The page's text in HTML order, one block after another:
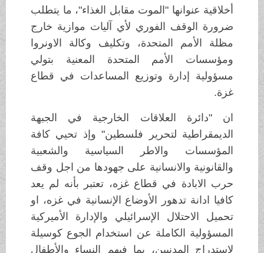
أخلاقية عنوانها "الموت مقابل الغذاء"، ما يتطلب
ضرورة الوقف الفوري لأي آليات موازية خارج
مظلة الأمم المتحدة، وتكليف وكالة الاونروا
ومؤسسات الأمم المتحدة المعنية بتولي
مسؤولية إدارة وتوزيع المساعدات في قطاع
غزة.
ان "دائرة العلاقات الخارجية في الجبهة
الديمقراطية لتحرير فلسطين" وإذ تحيي كافة
المؤسسات والاطر السياسية والشعبية
والقانونية والانسانية على جهودها من اجل وقف
حرب الابادة في قطاع غزه، تعتبر بأنه لم يعد
كافيا ادانة تدهور الأوضاع الإنسانية في غزه، او
تحميل الاحتلال الإسرائيلي والإدارة الأميركية
المسؤولية الكاملة عن استخدام الجوع كوسيلة
لاستدراج المدنيين، بما فيهم النساء والأطفال